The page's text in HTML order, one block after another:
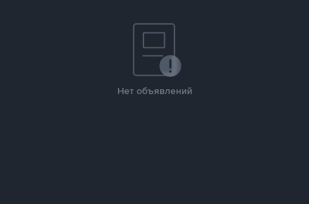
Нет объявлений